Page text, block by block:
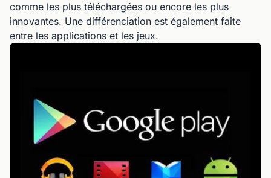
comme les plus téléchargées ou encore les plus
innovantes. Une différenciation est également faite
entre les applications et les jeux.